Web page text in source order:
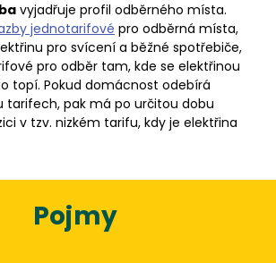
vyjadřuje profil odběrného místa.
jednotarifové pro odběrná místa,
pro svícení a běžné spotřebiče,
pro odběr tam, kde se elektřinou
topí. Pokud domácnost odebírá
tarifech, pak má po určitou dobu
v tzv. nizkém tarifu, kdy je elektřina
Pojmy